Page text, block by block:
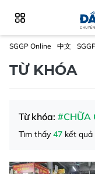
SGGP Online 中文
TỪ KHÓA
Từ khóa: #CHỮA
Tìm thấy 47 kết quả